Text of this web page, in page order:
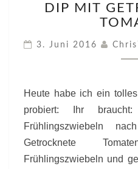
DIP MIT
3. Juni 2016
Heute habe ich ein
probiert: Ihr
Frühlingszwiebeln
Getrocknete
Frühlingszwiebeln und